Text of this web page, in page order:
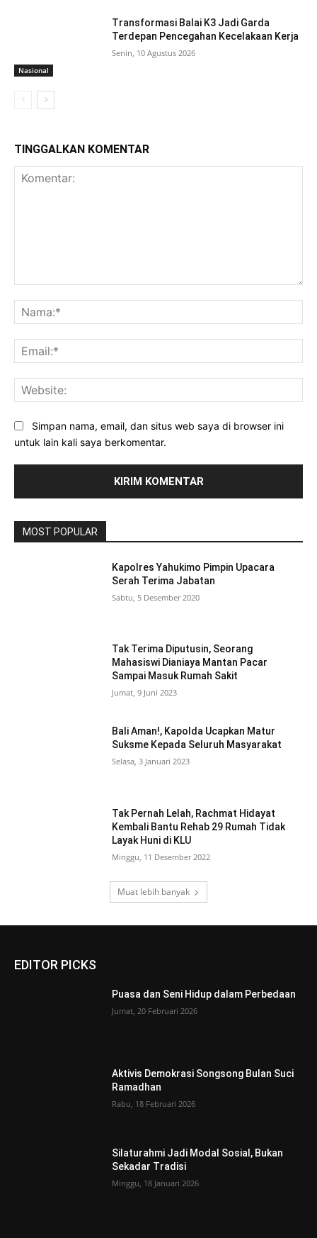
Nasional
Transformasi Balai K3 Jadi Garda
Terdepan Pencegahan Kecelakaan Kerja
Senin, 10 Agustus 2026
TINGGALKAN KOMENTAR
Simpan nama, email, dan situs web saya di browser ini
untuk lain kali saya berkomentar.
MOST POPULAR
Kapolres Yahukimo Pimpin Upacara
Serah Terima Jabatan
Sabtu, 5 Desember 2020
Tak Terima Diputusin, Seorang
Mahasiswi Dianiaya Mantan Pacar
Sampai Masuk Rumah Sakit
Jumat, 9 Juni 2023
Bali Aman!, Kapolda Ucapkan Matur
Suksme Kepada Seluruh Masyarakat
Selasa, 3 Januari 2023
Tak Pernah Lelah, Rachmat Hidayat
Kembali Bantu Rehab 29 Rumah Tidak
Layak Huni di KLU
Minggu, 11 Desember 2022
Muat lebih banyak
EDITOR PICKS
Puasa dan Seni Hidup dalam Perbedaan
Jumat, 20 Februari 2026
Aktivis Demokrasi Songsong Bulan Suci
Ramadhan
Rabu, 18 Februari 2026
Silaturahmi Jadi Modal Sosial, Bukan
Sekadar Tradisi
Minggu, 18 Januari 2026